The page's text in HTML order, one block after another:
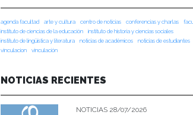
agenda facultad arte y cultura centro de noticias conferencias y charlas
instituto de ciencias de la educación
instituto de historia y ciencias sociales
instituto de lingüística y literatura
noticias de académicos
noticias de estudiantes
vinculacion
vinculación
NOTICIAS RECIENTES
NOTICIAS 28/07/2026